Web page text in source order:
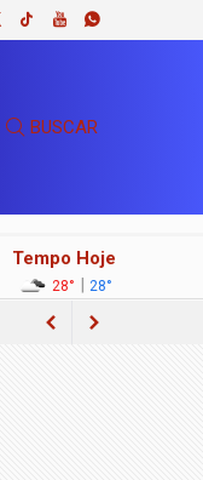
BUSCAR
Tempo Hoje
28° | 28°